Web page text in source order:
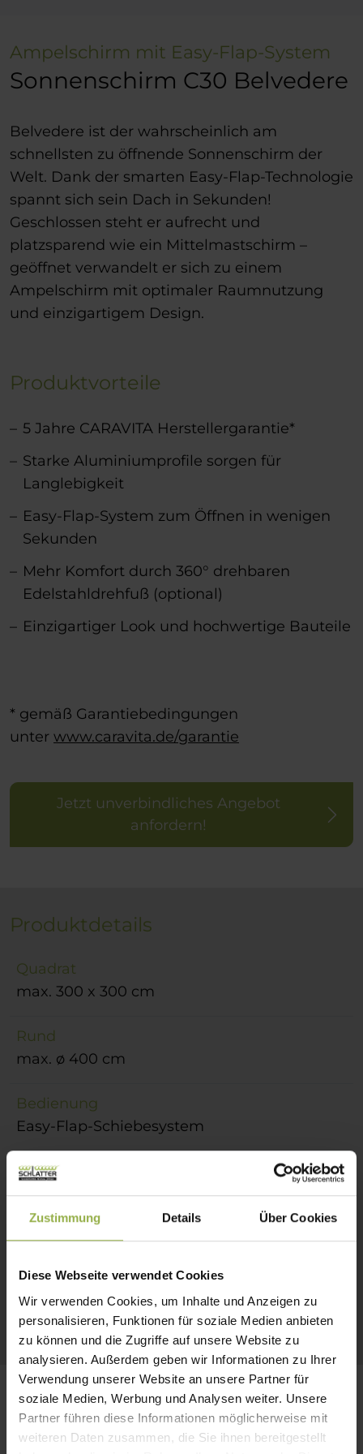
Zustimmung Details Über Cookies
Diese Webseite verwendet Cookies
Wir verwenden Cookies, um Inhalte und Anzeigen zu
personalisieren, Funktionen für soziale Medien anbieten
zu können und die Zugriffe auf unsere Website zu
analysieren. Außerdem geben wir Informationen zu Ihrer
Verwendung unserer Website an unsere Partner für
soziale Medien, Werbung und Analysen weiter. Unsere
Partner führen diese Informationen möglicherweise mit
weiteren Daten zusammen, die Sie ihnen bereitgestellt
Ampelschirm mit Easy-Flap-System
Sonnenschirm C30 Belvedere
Belvedere ist der wahrscheinlich am
schnellsten zu öffnende Sonnenschirm der
Welt. Dank der smarten Easy-Flap-Technologie
spannt sich sein Dach in Sekunden!
Geschlossen steht er aufrecht und
platzsparend wie ein Mittelmastschirm –
geöffnet verwandelt er sich zu einem
Ampelschirm mit optimaler Raumnutzung
und einzigartigem Design.
Produktvorteile
5 Jahre CARAVITA Herstellergarantie*
Starke Aluminiumprofile sorgen für
Langlebigkeit
Easy-Flap-System zum Öffnen in wenigen
Sekunden
Mehr Komfort durch 360° drehbaren
Edelstahldrehfuß (optional)
Einzigartiger Look und hochwertige Bauteile
* gemäß Garantiebedingungen
unter www.caravita.de/garantie
Jetzt unverbindliches Angebot
anfordern!
Produktdetails
Quadrat
max. 300 x 300 cm
Rund
max. ø 400 cm
Bedienung
Easy-Flap-Schiebesystem
Farbe
über 200 RAL-Farben (pulverbeschichtet,
ohne Aufpreis)
über 120 Dessins aus 100% robuster Acryl-
Faser